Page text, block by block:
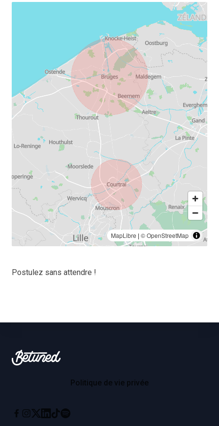
MapLibre | © OpenStreetMap
Postulez sans attendre !
Betuned
Politique de vie privée
Instagram
X Linkedin
TiktokSpotify